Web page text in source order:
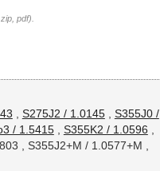
pdf).
S275J2 / 1.0145, S355J0 /
/ 1.5415, S355K2 / 1.0596
S355J2+M / 1.0577+M